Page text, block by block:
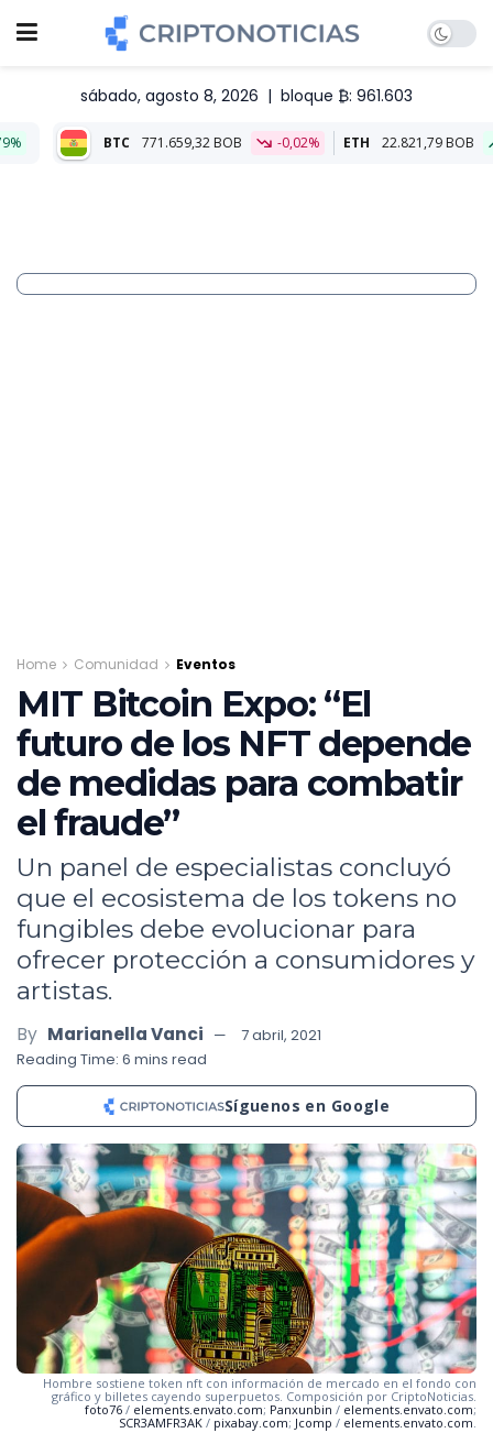
sábado, agosto 8, 2026 | bloque ₿: 961.603
771.659,32 BOB -0,02% ETH 22.821,79 BOB 0,03%
Home Comunidad Eventos
MIT Bitcoin Expo: “El
futuro de los NFT depende
de medidas para combatir
el fraude”
Un panel de especialistas concluyó
que el ecosistema de los tokens no
fungibles debe evolucionar para
ofrecer protección a consumidores y
artistas.
By Marianella Vanci
7 abril, 2021
Reading Time: 6 mins read
Síguenos en Google
Hombre sostiene token nft con información de mercado en el fondo con
gráfico y billetes cayendo superpuetos. Composición por CriptoNoticias.
foto76 / elements.envato.com; Panxunbin / elements.envato.com;
SCR3AMFR3AK / pixabay.com; Jcomp / elements.envato.com